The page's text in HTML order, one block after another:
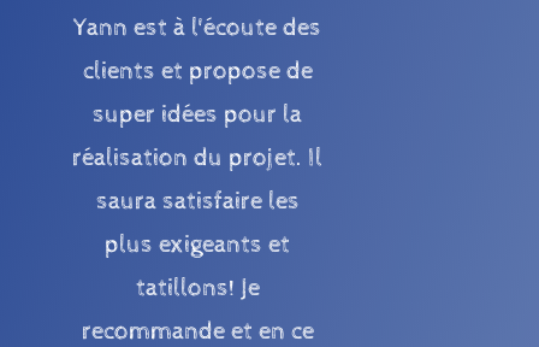
Yann est à l'écoute des
clients et propose de
super idées pour la
réalisation du projet. Il
saura satisfaire les
plus exigeants et
tatillons! Je
recommande et en ce